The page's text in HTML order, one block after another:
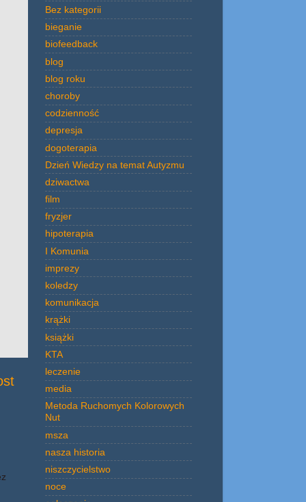
Bez kategorii
bieganie
biofeedback
blog
blog roku
choroby
codzienność
depresja
dogoterapia
Dzień Wiedzy na temat Autyzmu
dziwactwa
film
fryzjer
hipoterapia
I Komunia
imprezy
koledzy
komunikacja
krążki
książki
KTA
leczenie
media
Metoda Ruchomych Kolorowych
Nut
msza
nasza historia
niszczycielstwo
noce